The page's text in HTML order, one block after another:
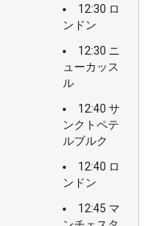
12:30 ロ
ンドン
12:30 ニ
ューカッス
ル
12:40 サ
ンクトペテ
ルブルク
12:40 ロ
ンドン
12:45 マ